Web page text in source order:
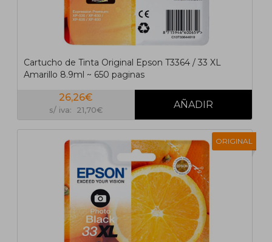
Cartucho de Tinta Original Epson T3364 / 33 XL
Amarillo 8.9ml ~ 650 paginas
26,26€
s/ iva: 21,70€
ORIGINAL